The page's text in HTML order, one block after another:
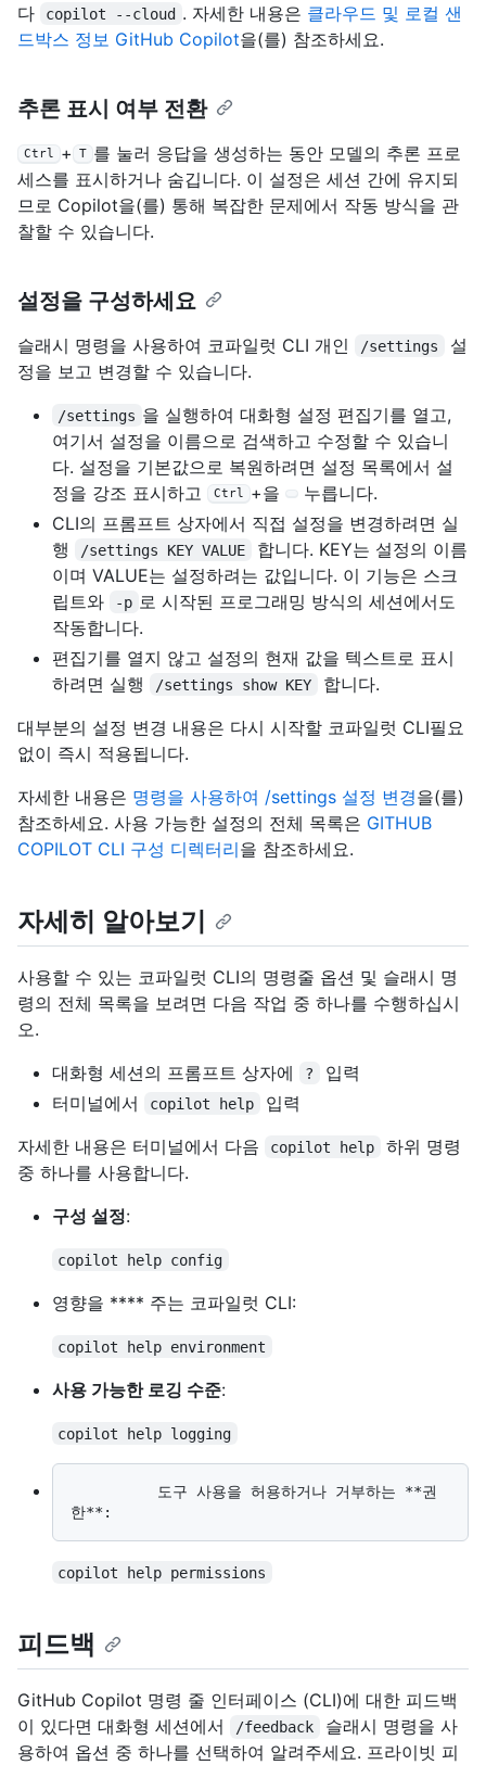
다
copilot ‑‑cloud . 자세한 내용은 클라우드 및 로컬 샌
드박스 정보 GitHub Copilot을(를) 참조하세요.
추론 표시 여부 전환
Ctrl + T 를 눌러 응답을 생성하는 동안 모델의 추론 프로
세스를 표시하거나 숨깁니다. 이 설정은 세션 간에 유지되
므로 Copilot을(를) 통해 복잡한 문제에서 작동 방식을 관
찰할 수 있습니다.
설정을 구성하세요
슬래시 명령을 사용하여 코파일럿 CLI 개인 /settings
설
정을 보고 변경할 수 있습니다.
/settings 을 실행하여 대화형 설정 편집기를 열고,
여기서 설정을 이름으로 검색하고 수정할 수 있습니
다. 설정을 기본값으로 복원하려면 설정 목록에서 설
정을 강조 표시하고
Ctrl +을
누릅니다.
CLI의 프롬프트 상자에서 직접 설정을 변경하려면 실
행
/settings KEY VALUE
합니다. KEY는 설정의 이름
이며 VALUE는 설정하려는 값입니다. 이 기능은 스크
립트와
-p 로 시작된 프로그래밍 방식의 세션에서도
작동합니다.
편집기를 열지 않고 설정의 현재 값을 텍스트로 표시
하려면 실행
/settings show KEY
합니다.
대부분의 설정 변경 내용은 다시 시작할 코파일럿 CLI필요
없이 즉시 적용됩니다.
자세한 내용은 명령을 사용하여 /settings 설정 변경을(를)
참조하세요. 사용 가능한 설정의 전체 목록은 GITHUB
COPILOT CLI 구성 디렉터리을 참조하세요.
자세히 알아보기
사용할 수 있는 코파일럿 CLI의 명령줄 옵션 및 슬래시 명
령의 전체 목록을 보려면 다음 작업 중 하나를 수행하십시
오.
대화형 세션의 프롬프트 상자에
?
입력
터미널에서
copilot help
입력
자세한 내용은 터미널에서 다음
copilot help
하위 명령
중 하나를 사용합니다.
구성 설정:
copilot help config
영향을 **** 주는 코파일럿 CLI:
copilot help environment
사용 가능한 로깅 수준:
copilot help logging
copilot help permissions
피드백
GitHub Copilot 명령 줄 인터페이스 (CLI)에 대한 피드백
이 있다면 대화형 세션에서
/feedback
슬래시 명령을 사
용하여 옵션 중 하나를 선택하여 알려주세요. 프라이빗 피